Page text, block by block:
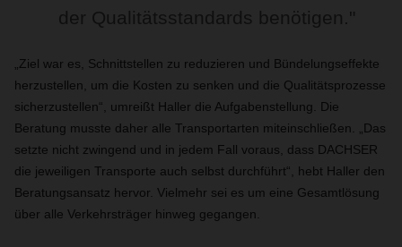
der Qualitätsstandards benötigen."
„Ziel war es, Schnittstellen zu reduzieren und Bündelungseffekte
herzustellen, um die Kosten zu senken und die Qualitätsprozesse
sicherzustellen“, umreißt Haller die Aufgabenstellung. Die
Beratung musste daher alle Transportarten miteinschließen. „Das
setzte nicht zwingend und in jedem Fall voraus, dass DACHSER
die jeweiligen Transporte auch selbst durchführt“, hebt Haller den
Beratungsansatz hervor. Vielmehr sei es um eine Gesamtlösung
über alle Verkehrsträger hinweg gegangen.